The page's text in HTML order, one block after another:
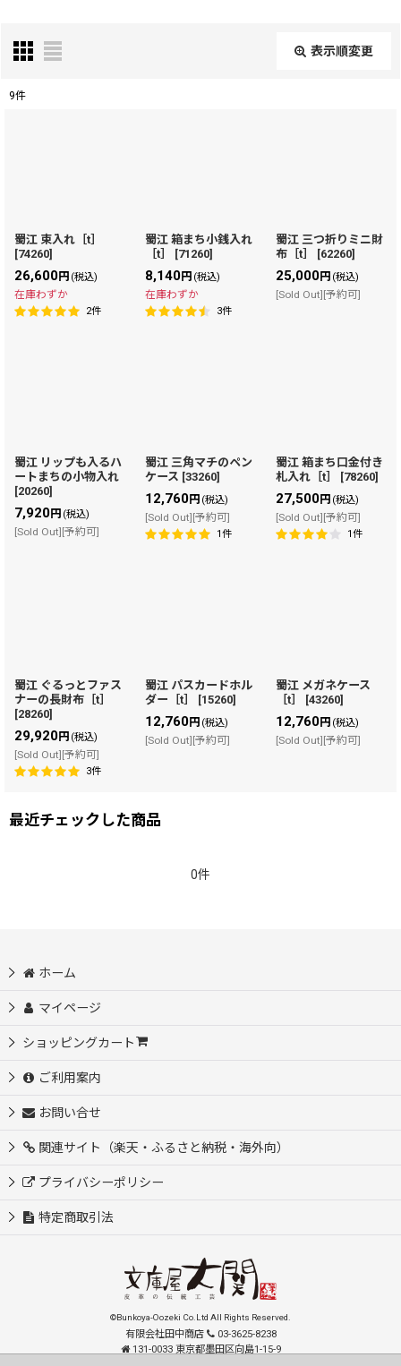
表示順変更
絞り込む
9件
蜀江 束入れ［t］
[74260]
26,600円 (税込)
在庫わずか
2件
蜀江 箱まち小銭入れ
［t］
[71260]
8,140円 (税込)
在庫わずか
3件
蜀江 三つ折りミニ財
布［t］
[62260]
25,000円 (税込)
[Sold Out][予約可]
蜀江 リップも入るハ
ートまちの小物入れ
[20260]
7,920円 (税込)
[Sold Out][予約可]
蜀江 三角マチのペン
ケース [33260]
12,760円 (税込)
[Sold Out][予約可]
1件
蜀江 箱まち口金付き
札入れ［t］
[78260]
27,500円 (税込)
[Sold Out][予約可]
1件
蜀江 ぐるっとファス
ナーの長財布［t］
[28260]
29,920円 (税込)
[Sold Out][予約可]
3件
蜀江 パスカードホル
ダー［t］
[15260]
12,760円 (税込)
[Sold Out][予約可]
蜀江 メガネケース
［t］
[43260]
12,760円 (税込)
[Sold Out][予約可]
最近チェックした商品
0件
ホーム
マイページ
ショッピングカート
ご利用案内
お問い合せ
関連サイト（楽天・ふるさと納税・海外向）
プライバシーポリシー
特定商取引法
©Bunkoya-Oozeki Co.Ltd All Rights Reserved.
有限会社田中商店
03-3625-8238
131-0033 東京都墨田区向島1-15-9